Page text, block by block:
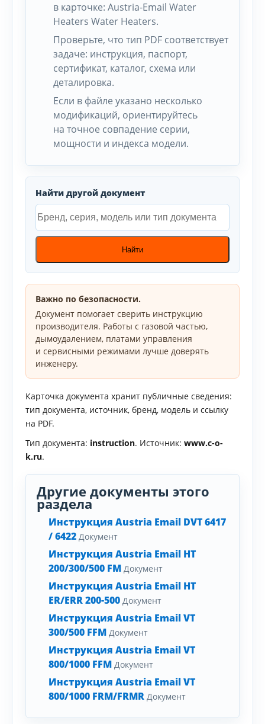
в карточке: Austria-Email Water
Heaters Water Heaters.
Проверьте, что тип PDF соответствует
задаче: инструкция, паспорт,
сертификат, каталог, схема или
деталировка.
Если в файле указано несколько
модификаций, ориентируйтесь
на точное совпадение серии,
мощности и индекса модели.
Найти другой документ
Найти
Важно по безопасности.
Документ помогает сверить инструкцию
производителя. Работы с газовой частью,
дымоудалением, платами управления
и сервисными режимами лучше доверять
инженеру.
Карточка документа хранит публичные сведения:
тип документа, источник, бренд, модель и ссылку
на PDF.
Тип документа: instruction. Источник: www.c-o-
k.ru.
Другие документы этого
раздела
Инструкция Austria Email DVT 6417
/ 6422 Документ
Инструкция Austria Email HT
200/300/500 FM Документ
Инструкция Austria Email HT
ER/ERR 200-500 Документ
Инструкция Austria Email VT
300/500 FFM Документ
Инструкция Austria Email VT
800/1000 FFM Документ
Инструкция Austria Email VT
800/1000 FRM/FRMR Документ